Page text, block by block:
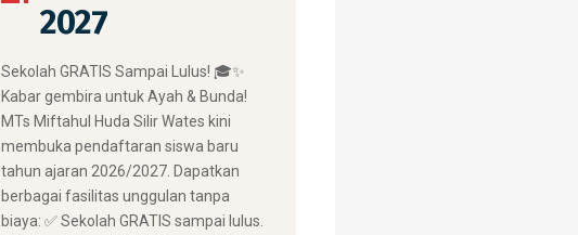
2027
​Sekolah GRATIS Sampai Lulus! 🎓✨ ​
Kabar gembira untuk Ayah & Bunda!
MTs Miftahul Huda Silir Wates kini
membuka pendaftaran siswa baru
tahun ajaran 2026/2027. Dapatkan
berbagai fasilitas unggulan tanpa
biaya: ✅ Sekolah GRATIS sampai lulus.